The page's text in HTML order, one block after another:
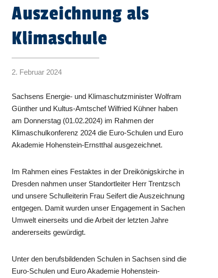
Auszeichnung als
Klimaschule
2. Februar 2024
Sachsens Energie- und Klimaschutzminister Wolfram
Günther und Kultus-Amtschef Wilfried Kühner haben
am Donnerstag (01.02.2024) im Rahmen der
Klimaschulkonferenz 2024 die Euro-Schulen und Euro
Akademie Hohenstein-Ernstthal ausgezeichnet.
Im Rahmen eines Festaktes in der Dreikönigskirche in
Dresden nahmen unser Standortleiter Herr Trentzsch
und unsere Schulleiterin Frau Seifert die Auszeichnung
entgegen. Damit wurden unser Engagement in Sachen
Umwelt einerseits und die Arbeit der letzten Jahre
andererseits gewürdigt.
Unter den berufsbildenden Schulen in Sachsen sind die
Euro-Schulen und Euro Akademie Hohenstein-